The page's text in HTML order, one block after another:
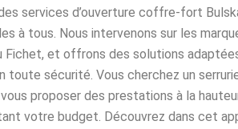
services d’ouverture coffre-fort
à tous. Nous intervenons sur les
Fichet, et offrons des solutions
sécurité. Vous cherchez un
proposer des prestations à la
votre budget. Découvrez dans cet